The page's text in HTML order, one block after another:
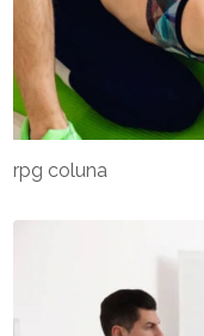
rpg coluna